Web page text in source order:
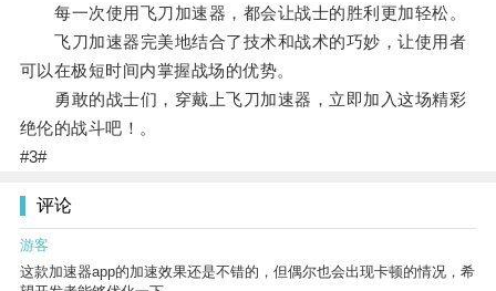
每一次使用飞刀加速器，都会让战士的胜利更加轻松。
飞刀加速器完美地结合了技术和战术的巧妙，让使用者
可以在极短时间内掌握战场的优势。
勇敢的战士们，穿戴上飞刀加速器，立即加入这场精彩
绝伦的战斗吧！。
#3#
评论
游客
这款加速器app的加速效果还是不错的，但偶尔也会出现卡顿的情况，希